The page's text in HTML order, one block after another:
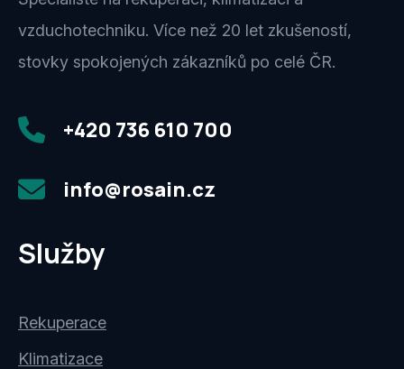
vzduchotechniku. Více než 20 let zkušeností,
stovky spokojených zákazníků po celé ČR.
+420 736 610 700
info@rosain.cz
Služby
Rekuperace
Klimatizace